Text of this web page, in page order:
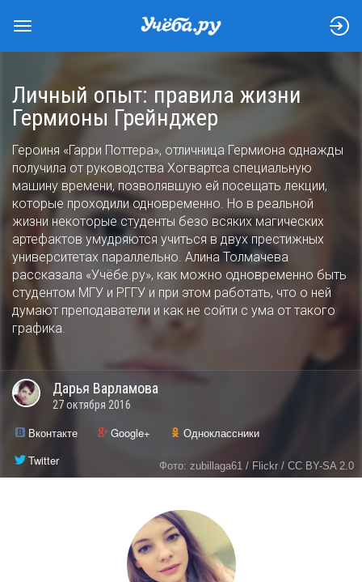
Личный опыт: правила жизни
Гермионы Грейнджер
Героиня «Гарри Поттера», отличница Гермиона однажды
получила от руководства Хогвартса специальную
машину времени, позволявшую ей посещать лекции,
которые проходили одновременно. Но в реальной
жизни некоторые студенты безо всяких магических
артефактов умудряются учиться в двух престижных
университетах параллельно. Алина Толмачева
рассказала «Учёбе.ру», как можно одновременно быть
студентом МГУ и РГГУ и при этом работать, что о ней
думают преподаватели и как не сойти с ума от такого
графика.
Дарья Варламова
27 октября 2016
Вконтакте Google+
Одноклассники
Twitter
Фото: zubillaga61 / Flickr / CC BY-SA 2.0